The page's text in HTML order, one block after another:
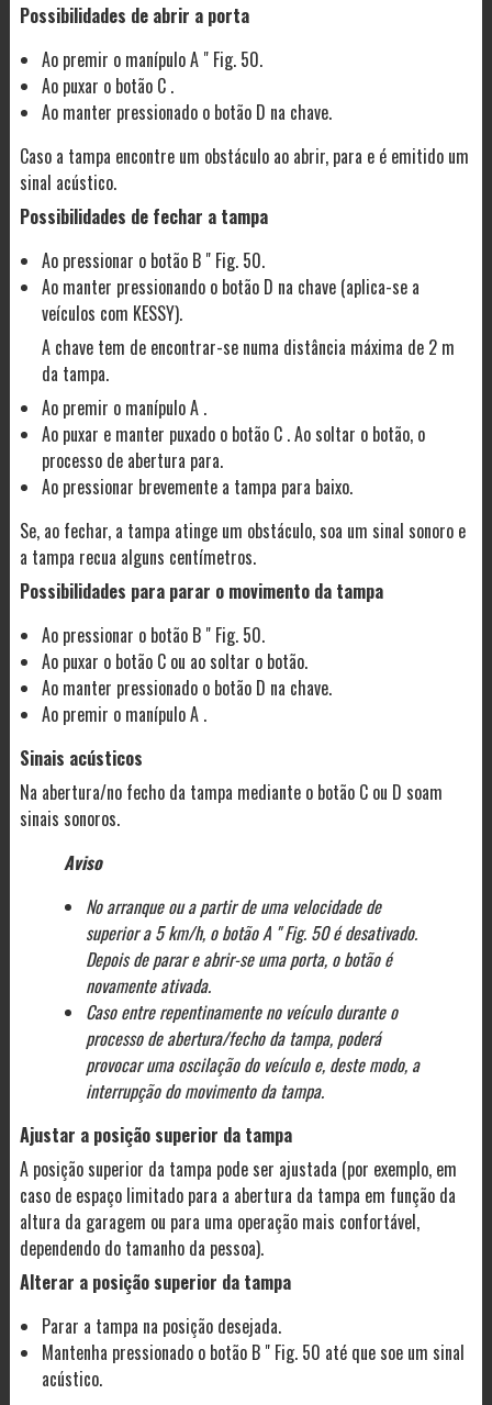
Possibilidades de abrir a porta
Ao premir o manípulo A " Fig. 50.
Ao puxar o botão C .
Ao manter pressionado o botão D na chave.
Caso a tampa encontre um obstáculo ao abrir, para e é emitido um
sinal acústico.
Possibilidades de fechar a tampa
Ao pressionar o botão B " Fig. 50.
Ao manter pressionando o botão D na chave (aplica-se a
veículos com KESSY).
A chave tem de encontrar-se numa distância máxima de 2 m
da tampa.
Ao premir o manípulo A .
Ao puxar e manter puxado o botão C . Ao soltar o botão, o
processo de abertura para.
Ao pressionar brevemente a tampa para baixo.
Se, ao fechar, a tampa atinge um obstáculo, soa um sinal sonoro e
a tampa recua alguns centímetros.
Possibilidades para parar o movimento da tampa
Ao pressionar o botão B " Fig. 50.
Ao puxar o botão C ou ao soltar o botão.
Ao manter pressionado o botão D na chave.
Ao premir o manípulo A .
Sinais acústicos
Na abertura/no fecho da tampa mediante o botão C ou D soam
sinais sonoros.
Aviso
No arranque ou a partir de uma velocidade de
superior a 5 km/h, o botão A " Fig. 50 é desativado.
Depois de parar e abrir-se uma porta, o botão é
novamente ativada.
Caso entre repentinamente no veículo durante o
processo de abertura/fecho da tampa, poderá
provocar uma oscilação do veículo e, deste modo, a
interrupção do movimento da tampa.
Ajustar a posição superior da tampa
A posição superior da tampa pode ser ajustada (por exemplo, em
caso de espaço limitado para a abertura da tampa em função da
altura da garagem ou para uma operação mais confortável,
dependendo do tamanho da pessoa).
Alterar a posição superior da tampa
Parar a tampa na posição desejada.
Mantenha pressionado o botão B " Fig. 50 até que soe um sinal
acústico.